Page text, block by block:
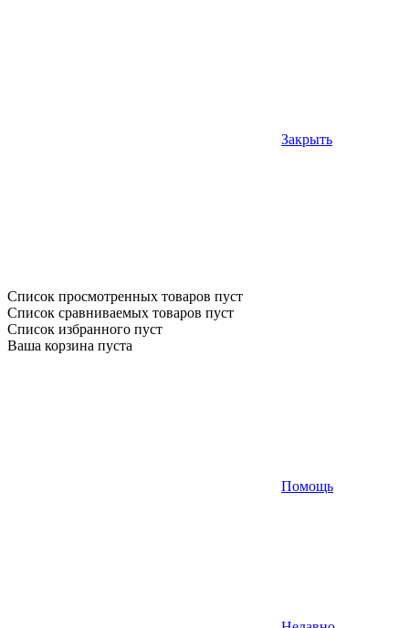
Закрыть
Список просмотренных товаров пуст
Список сравниваемых товаров пуст
Список избранного пуст
Ваша корзина пуста
Помощь